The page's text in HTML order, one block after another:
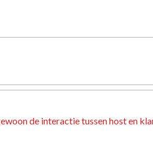
de interactie tussen host en